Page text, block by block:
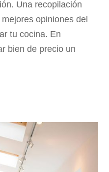
Una recopilación
opiniones del
tu cocina. En
bien de precio un